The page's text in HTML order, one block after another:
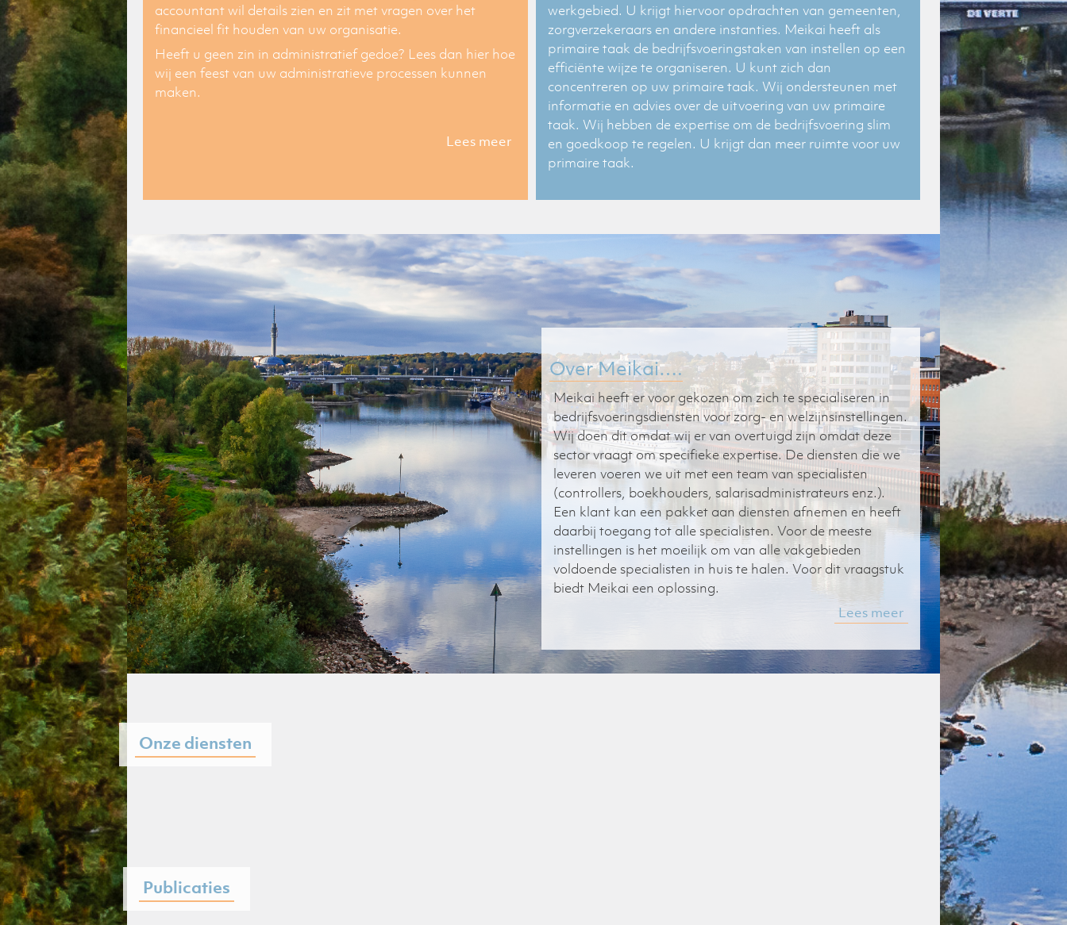
accountant wil details zien en zit met vragen over het
financieel fit houden van uw organisatie.
Heeft u geen zin in administratief gedoe? Lees dan hier hoe
wij een feest van uw administratieve processen kunnen
maken.
Lees meer
werkgebied. U krijgt hiervoor opdrachten van gemeenten,
zorgverzekeraars en andere instanties. Meikai heeft als
primaire taak de bedrijfsvoeringstaken van instellen op een
efficiënte wijze te organiseren. U kunt zich dan
concentreren op uw primaire taak. Wij ondersteunen met
informatie en advies over de uitvoering van uw primaire
taak. Wij hebben de expertise om de bedrijfsvoering slim
en goedkoop te regelen. U krijgt dan meer ruimte voor uw
primaire taak.
Over Meikai….
Meikai heeft er voor gekozen om zich te specialiseren in
bedrijfsvoeringsdiensten voor zorg- en welzijnsinstellingen.
Wij doen dit omdat wij er van overtuigd zijn omdat deze
sector vraagt om specifieke expertise. De diensten die we
leveren voeren we uit met een team van specialisten
(controllers, boekhouders, salarisadministrateurs enz.).
Een klant kan een pakket aan diensten afnemen en heeft
daarbij toegang tot alle specialisten. Voor de meeste
instellingen is het moeilijk om van alle vakgebieden
voldoende specialisten in huis te halen. Voor dit vraagstuk
biedt Meikai een oplossing.
Lees meer
Onze diensten
Publicaties